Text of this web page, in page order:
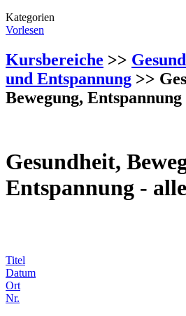
Kategorien
Vorlesen
Kursbereiche >>
und Entspannung >>
Bewegung,
Gesundheit,
Entspannung -
Titel
Datum
Ort
Nr.